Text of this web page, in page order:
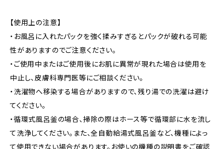
【使用上の注意】
・お風呂に入れたパックを強く揉みすぎるとパックが破れる可能
性がありますのでご注意ください。
・ご使用中またはご使用後にお肌に異常が現れた場合は使用を
中止し、皮膚科専門医等にご相談ください。
・洗濯物へ移染する場合がありますので、残り湯での洗濯は避け
てください。
・循環式風呂釜の場合、掃除の際はホース等で循環部に水を流し
て洗浄してください。また、全自動給湯式風呂釜など、機種によっ
て使用できない場合があります。お使いの機種の説明書をご確認